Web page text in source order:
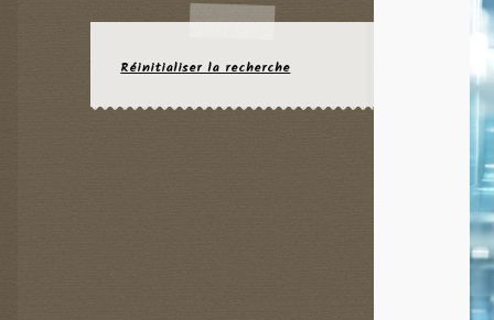
Réinitialiser la recherche